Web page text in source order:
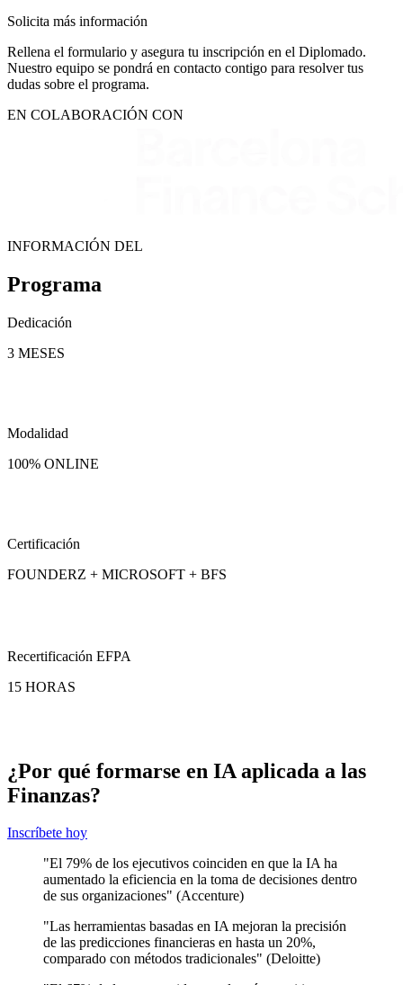
Solicita más información
Rellena el formulario y asegura tu inscripción en el Diplomado.
Nuestro equipo se pondrá en contacto contigo para resolver tus
dudas sobre el programa.
EN COLABORACIÓN CON
INFORMACIÓN DEL
Programa
Dedicación
3 MESES
Modalidad
100% ONLINE
Certificación
FOUNDERZ + MICROSOFT + BFS
Recertificación EFPA
15 HORAS
¿Por qué formarse en IA aplicada a las
Finanzas?
Inscríbete hoy
"El 79% de los ejecutivos coinciden en que la IA ha
aumentado la eficiencia en la toma de decisiones dentro
de sus organizaciones" (Accenture)
"Las herramientas basadas en IA mejoran la precisión
de las predicciones financieras en hasta un 20%,
comparado con métodos tradicionales" (Deloitte)